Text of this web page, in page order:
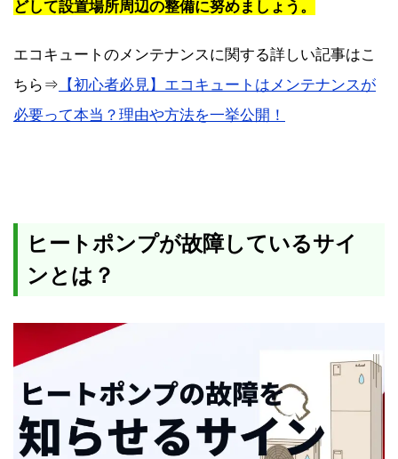
どして設置場所周辺の整備に努めましょう。
エコキュートのメンテナンスに関する詳しい記事はこ
ちら⇒ 【初心者必見】エコキュートはメンテナンスが
必要って本当？理由や方法を一挙公開！
ヒートポンプが故障しているサイ
ンとは？